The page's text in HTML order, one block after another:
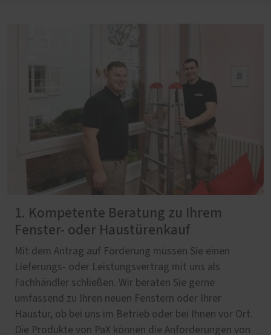
1. Kompetente Beratung zu Ihrem
Fenster- oder Haustürenkauf
Mit dem Antrag auf Förderung müssen Sie einen
Lieferungs- oder Leistungsvertrag mit uns als
Fachhändler schließen. Wir beraten Sie gerne
umfassend zu Ihren neuen Fenstern oder Ihrer
Haustür, ob bei uns im Betrieb oder bei Ihnen vor Ort.
Die Produkte von PaX können die Anforderungen von